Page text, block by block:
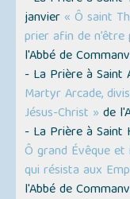
janvier « Ô saint
prier afin de
l'Abbé de
- La Prière à Saint
Martyr Arcade,
Jésus-Christ » de
- La Prière à
Ô grand Évêque
qui résista aux
l'Abbé de